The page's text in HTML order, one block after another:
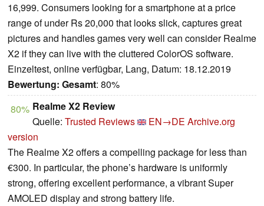
16,999. Consumers looking for a smartphone at a price
range of under Rs 20,000 that looks slick, captures great
pictures and handles games very well can consider Realme
X2 if they can live with the cluttered ColorOS software.
Einzeltest, online verfügbar, Lang, Datum: 18.12.2019
Bewertung: Gesamt: 80%
80% Realme X2 Review
Quelle: Trusted Reviews EN→DE Archive.org
version
The Realme X2 offers a compelling package for less than
€300. In particular, the phone’s hardware is uniformly
strong, offering excellent performance, a vibrant Super
AMOLED display and strong battery life.